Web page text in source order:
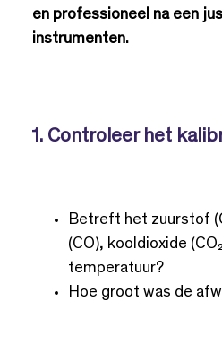
en professioneel na een
instrumenten.
1. Controleer het
Betreft het zuurstof
(CO), kooldioxide
temperatuur?
Hoe groot was de